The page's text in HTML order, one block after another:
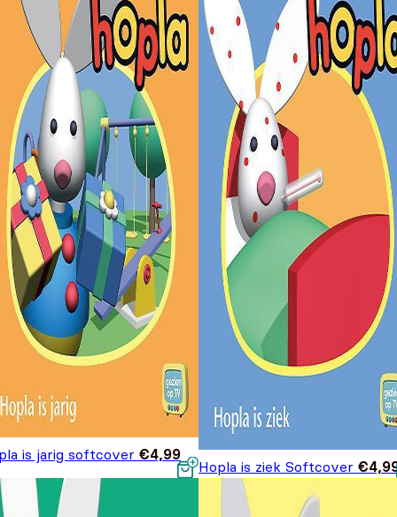
is jarig softcover €4,99
Hopla is ziek Softcover €